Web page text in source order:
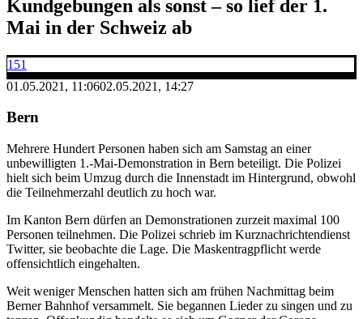
Kundgebungen als sonst – so lief der 1.
Mai in der Schweiz ab
151
01.05.2021, 11:0602.05.2021, 14:27
Bern
Mehrere Hundert Personen haben sich am Samstag an einer
unbewilligten 1.-Mai-Demonstration in Bern beteiligt. Die Polizei
hielt sich beim Umzug durch die Innenstadt im Hintergrund, obwohl
die Teilnehmerzahl deutlich zu hoch war.
Im Kanton Bern dürfen an Demonstrationen zurzeit maximal 100
Personen teilnehmen. Die Polizei schrieb im Kurznachrichtendienst
Twitter, sie beobachte die Lage. Die Maskentragpflicht werde
offensichtlich eingehalten.
Weit weniger Menschen hatten sich am frühen Nachmittag beim
Berner Bahnhof versammelt. Sie begannen Lieder zu singen und zu